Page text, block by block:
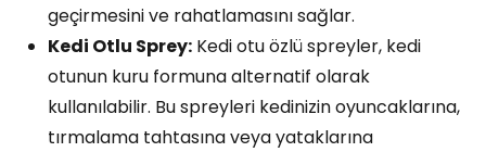
geçirmesini ve rahatlamasını sağlar.
Kedi Otlu Sprey: Kedi otu özlü spreyler, kedi
otunun kuru formuna alternatif olarak
kullanılabilir. Bu spreyleri kedinizin oyuncaklarına,
tırmalama tahtasına veya yataklarına